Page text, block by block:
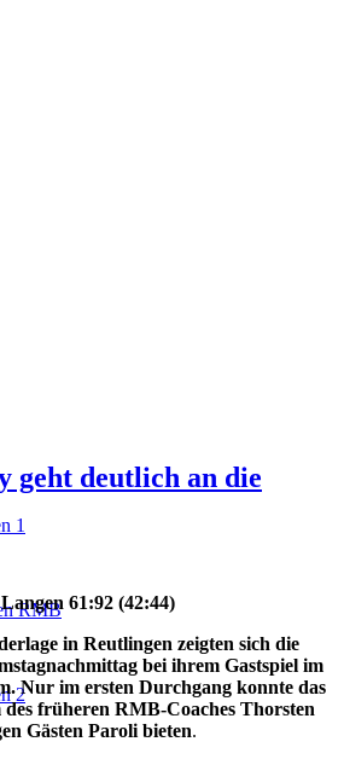
1
RMB
2
geht deutlich an die
61:92 (42:44)
in Reutlingen zeigten sich die
bei ihrem Gastspiel im
Nur im ersten Durchgang konnte das
des früheren RMB-Coaches Thorsten
Gästen Paroli bieten.